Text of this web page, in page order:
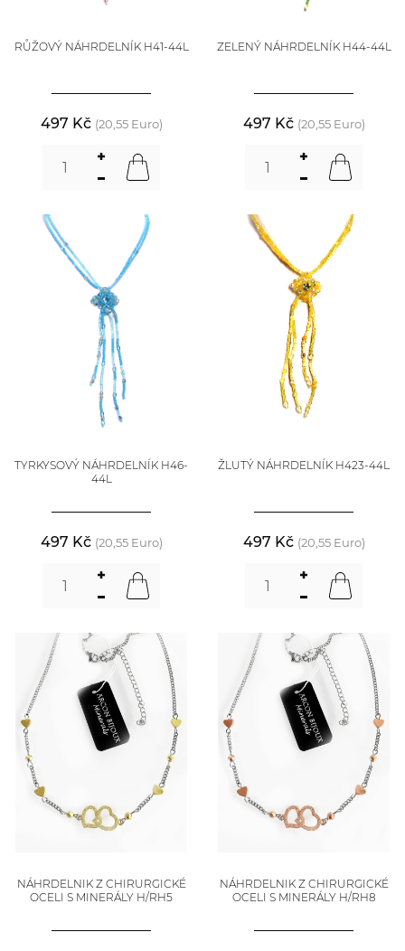
RŮŽOVÝ NÁHRDELNÍK H41-44L
497 Kč (20,55 Euro)
ZELENÝ NÁHRDELNÍK H44-44L
497 Kč (20,55 Euro)
TYRKYSOVÝ NÁHRDELNÍK H46-
44L
497 Kč (20,55 Euro)
ŽLUTÝ NÁHRDELNÍK H423-44L
497 Kč (20,55 Euro)
NÁHRDELNIK Z CHIRURGICKÉ
OCELI S MINERÁLY H/RH5
NÁHRDELNIK Z CHIRURGICKÉ
OCELI S MINERÁLY H/RH8